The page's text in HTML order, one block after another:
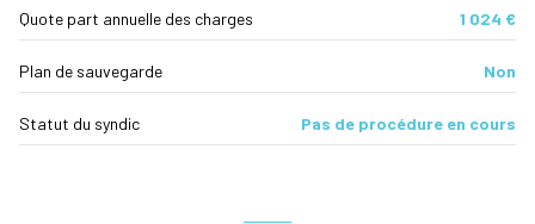
Quote part annuelle des charges 1 024 €
Plan de sauvegarde Non
Statut du syndic Pas de procédure en cours